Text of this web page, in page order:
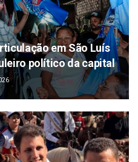
em São Luís
político da capital